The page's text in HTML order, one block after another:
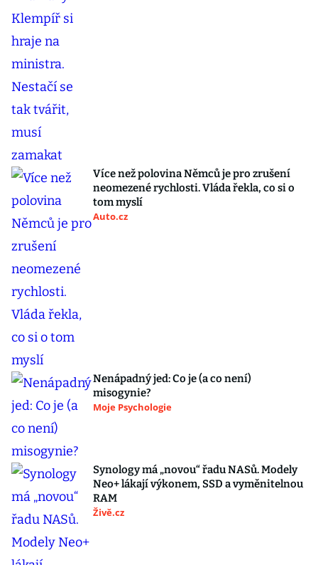
Více než polovina Němců je pro zrušení
neomezené rychlosti. Vláda řekla, co si o
tom myslí
Auto.cz
Nenápadný jed: Co je (a co není)
misogynie?
Moje Psychologie
Synology má „novou“ řadu NASů. Modely
Neo+ lákají výkonem, SSD a vyměnitelnou
RAM
Živě.cz